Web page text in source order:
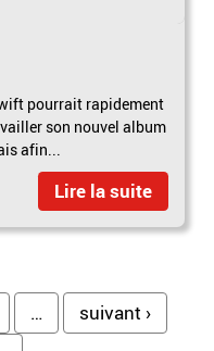
pourrait rapidement
son nouvel album
afin...
Lire la suite
…
suivant ›